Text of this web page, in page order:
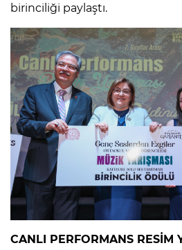
birinciliği paylaştı.
CANLI PERFORMANS RESİM